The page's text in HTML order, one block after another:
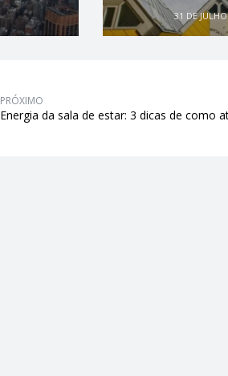
31 DE
PRÓXIMO
Energia da sala de estar: 3 dicas de como